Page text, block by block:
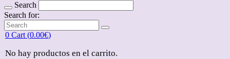
Search
Search for:
0 Cart (0.00€)
No hay productos en el carrito.